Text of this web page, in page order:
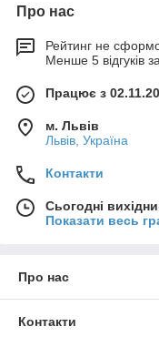
Про нас
Рейтинг не
Менше 5 відгуків
Працює з
м. Львів
Львів, Україна
Контакти
Сьогодні
Показати весь
Про нас
Контакти